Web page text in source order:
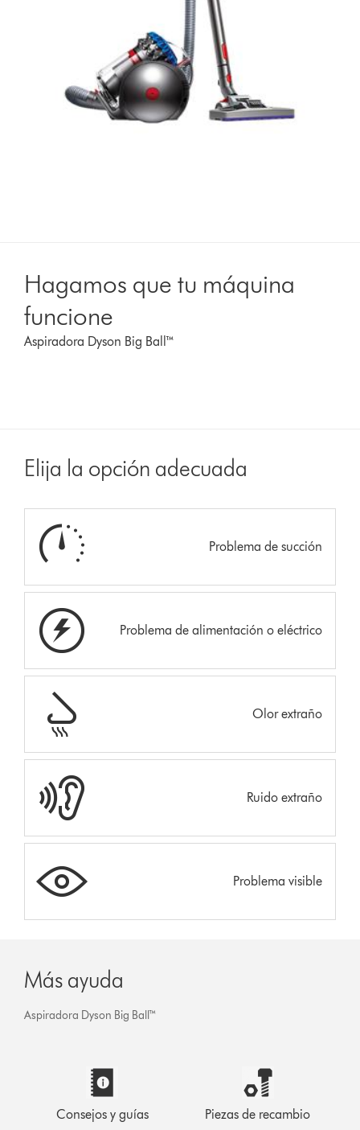
Hagamos que tu máquina
funcione
Aspiradora Dyson Big Ball™
Elija la opción adecuada
Problema de succión
Problema de alimentación o eléctrico
Olor extraño
Ruido extraño
Problema visible
Más ayuda
Aspiradora Dyson Big Ball™
Consejos y guías Piezas de recambio